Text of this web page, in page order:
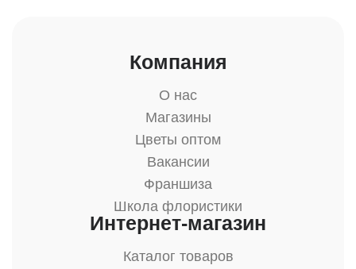
Компания
О нас
Магазины
Цветы оптом
Вакансии
Франшиза
Школа флористики
Интернет-магазин
Каталог товаров